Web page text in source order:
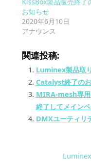
お知らせ
2020年6月10日
アナウンス
関連投稿:
Luminex製品取
Catalyst終了の
MIRA-mesh専
終了してメイン
DMXユーティリ